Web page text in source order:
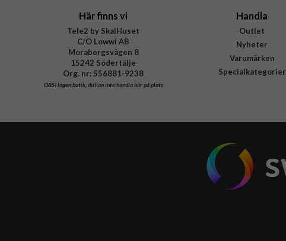
Här finns vi
Tele2 by SkalHuset
C/O Lowwi AB
Morabergsvägen 8
15242 Södertälje
Org. nr: 556881-9238
OBS!Ingen butik, du kan inte handla här på plats
Handla
Outlet
Nyheter
Varumärken
Specialkategorier